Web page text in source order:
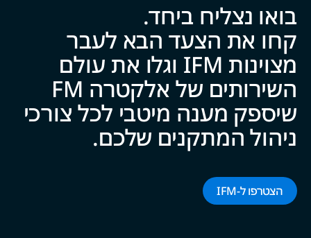
בואו נצליח ביח‍‍ד.
קחו את הצעד הבא לעבר
מצוינות IFM וגלו את עולם
השירותים של אלקטרה FM
שיספק מענה מיטבי לכל צ‍‍ו‍‍רכי
ניהול המתקנים של‍‍כם.
הצטרפו ל-‌‌IFM‌‌